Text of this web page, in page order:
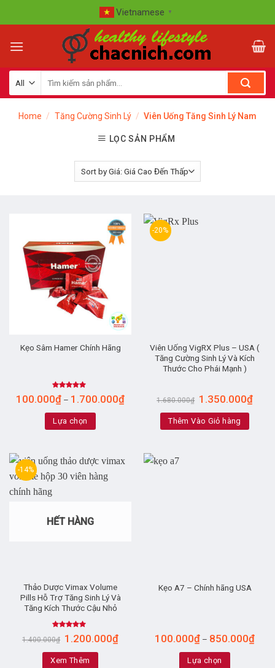
to
Vietnamese ▼
Home / Tăng Cường Sinh Lý / Viên Uống Tăng Sinh Lý Nam
LỌC SẢN PHẨM
Kẹo Sâm Hamer Chính Hãng
Rated
5.00
out of 5
100.000₫ – 1.700.000₫
Lựa chọn
-20%
Viên Uống VigRX Plus – USA (
Tăng Cường Sinh Lý Và Kích
Thước Cho Phái Mạnh )
1.680.000₫ 1.350.000₫
Thêm Vào Giỏ hàng
-14%
HẾT HÀNG
Thảo Dược Vimax Volume
Pills Hỗ Trợ Tăng Sinh Lý Và
Tăng Kích Thước Cậu Nhỏ
Rated
4.83
out of 5
1.400.000₫ 1.200.000₫
Xem Thêm
Kẹo A7 – Chính hãng USA
100.000₫ – 850.000₫
Lựa chọn